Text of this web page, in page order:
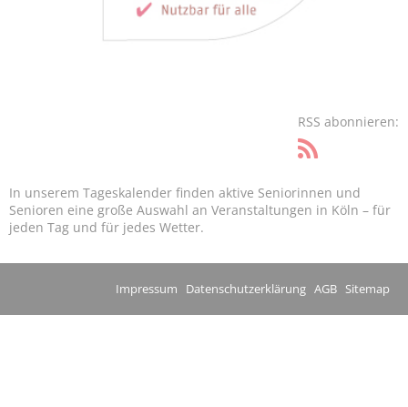
RSS abonnieren:
In unserem Tageskalender finden aktive Seniorinnen und
Senioren eine große Auswahl an Veranstaltungen in Köln – für
jeden Tag und für jedes Wetter.
Impressum Datenschutzerklärung AGB Sitemap